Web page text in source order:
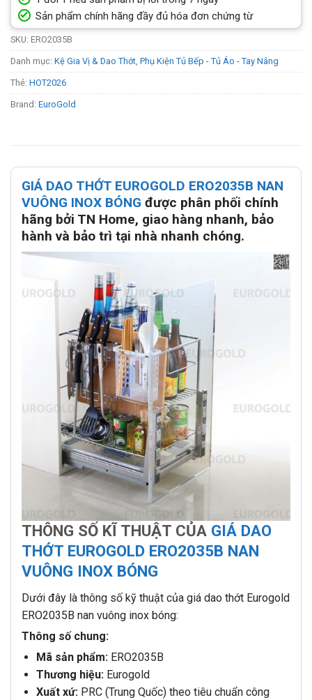
Sản phẩm chính hãng đầy đủ hóa đơn chứng từ
SKU: ERO2035B
Danh mục: Kệ Gia Vị & Dao Thớt, Phụ Kiện Tủ Bếp - Tủ Áo - Tay Nâng
Thẻ: HOT2026
Brand: EuroGold
GIÁ DAO THỚT EUROGOLD ERO2035B NAN
VUÔNG INOX BÓNG được phân phối chính
hãng bởi TN Home, giao hàng nhanh, bảo
hành và bảo trì tại nhà nhanh chóng.
THÔNG SỐ KĨ THUẬT CỦA GIÁ DAO
THỚT EUROGOLD ERO2035B NAN
VUÔNG INOX BÓNG
Dưới đây là thông số kỹ thuật của giá dao thớt Eurogold
ERO2035B nan vuông inox bóng:
Thông số chung:
Mã sản phẩm:ERO2035B
Thương hiệu:Eurogold
Xuất xứ:PRC (Trung Quốc) theo tiêu chuẩn công